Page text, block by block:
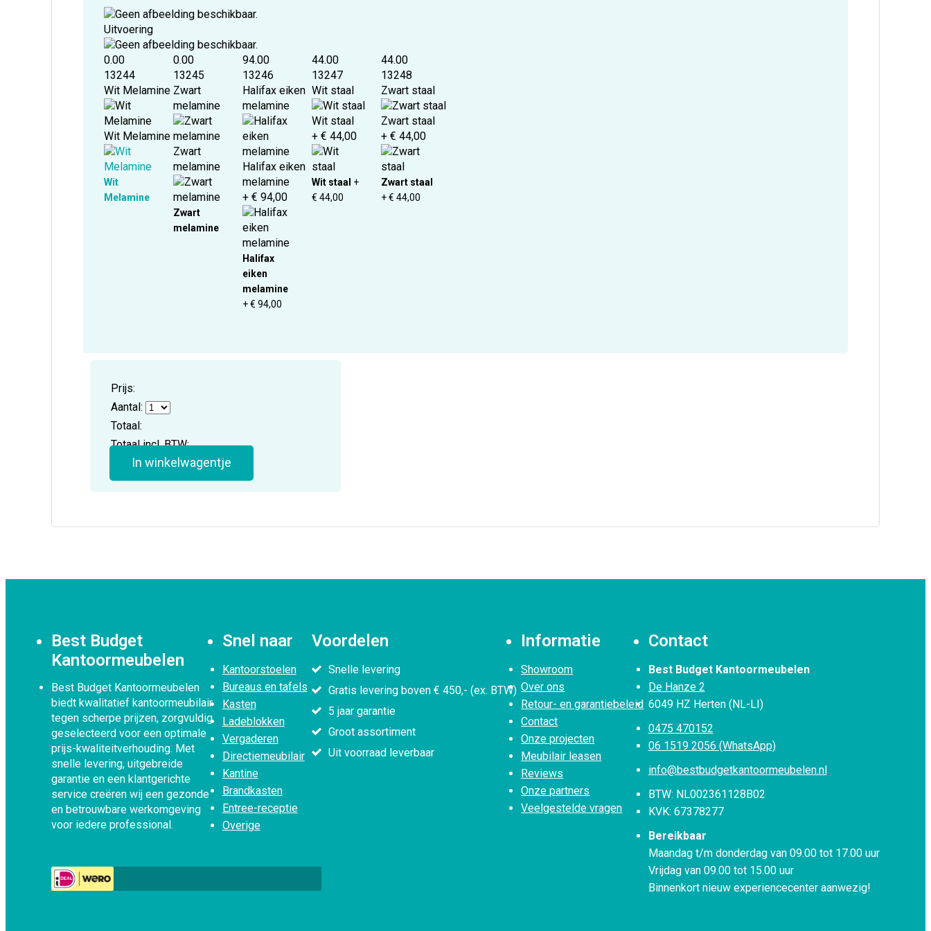
Uitvoering
0.00
13244
Wit Melamine
Wit Melamine
Wit
Melamine
0.00
13245
Zwart
melamine
Zwart
melamine
Zwart
melamine
94.00
13246
Halifax eiken
melamine
Halifax eiken
melamine
+ € 94,00
Halifax
eiken
melamine
+ € 94,00
44.00
13247
Wit staal
Wit staal
+ € 44,00
Wit staal +
€ 44,00
44.00
13248
Zwart staal
Zwart staal
+ € 44,00
Zwart staal
+ € 44,00
Prijs:
Aantal:
Totaal:
Totaal incl. BTW:
In winkelwagentje
Best Budget
Kantoormeubelen
Best Budget Kantoormeubelen
biedt kwalitatief kantoormeubilair
tegen scherpe prijzen, zorgvuldig
geselecteerd voor een optimale
prijs-kwaliteitverhouding. Met
snelle levering, uitgebreide
garantie en een klantgerichte
service creëren wij een gezonde
en betrouwbare werkomgeving
voor iedere professional.
Snel naar
Kantoorstoelen
Bureaus en tafels
Kasten
Ladeblokken
Vergaderen
Directiemeubilair
Kantine
Brandkasten
Entree-receptie
Overige
Voordelen
Snelle levering
Gratis levering boven € 450,- (ex. BTW)
5 jaar garantie
Groot assortiment
Uit voorraad leverbaar
Informatie
Showroom
Over ons
Retour- en garantiebeleid
Contact
Onze projecten
Meubilair leasen
Reviews
Onze partners
Veelgestelde vragen
Contact
Best Budget Kantoormeubelen
De Hanze 2
6049 HZ Herten (NL-LI)
0475 470152
06 1519 2056 (WhatsApp)
info@bestbudgetkantoormeubelen.nl
BTW: NL002361128B02
KVK: 67378277
Bereikbaar
Maandag t/m donderdag van 09.00 tot 17.00 uur
Vrijdag van 09.00 tot 15.00 uur
Binnenkort nieuw experiencecenter aanwezig!